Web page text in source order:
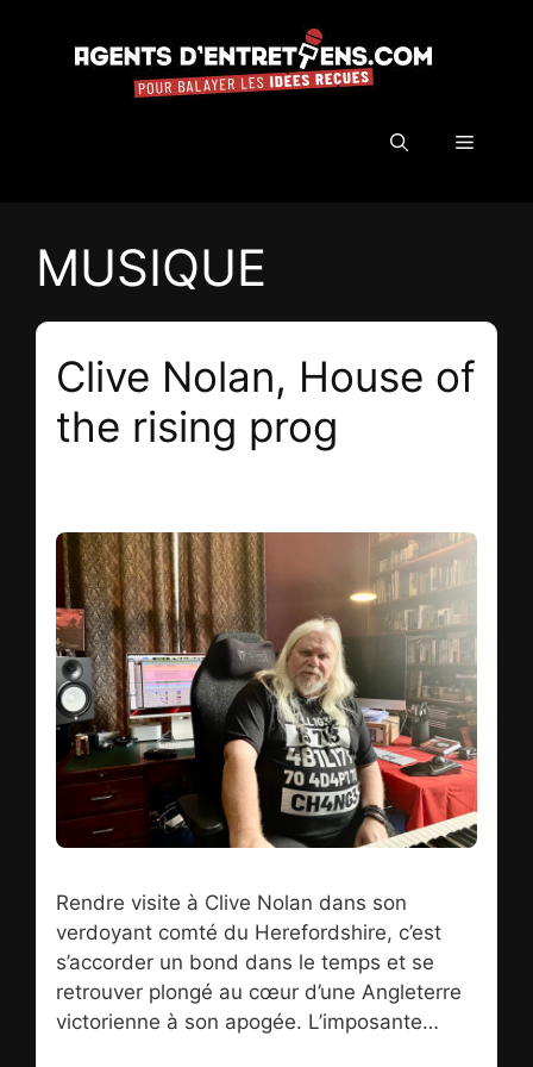
contenu
Menu
MUSIQUE
Clive Nolan, House of
the rising prog
Rendre visite à Clive Nolan dans son
verdoyant comté du Herefordshire, c’est
s’accorder un bond dans le temps et se
retrouver plongé au cœur d’une Angleterre
victorienne à son apogée. L’imposante